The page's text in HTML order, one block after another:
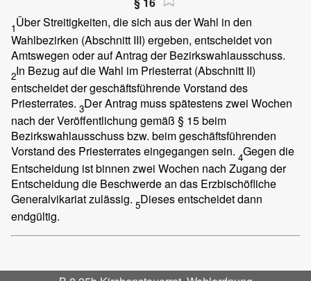
1Über Streitigkeiten, die sich aus der Wahl in den
Wahlbezirken (Abschnitt III) ergeben, entscheidet von
Amtswegen oder auf Antrag der Bezirkswahlausschuss.
2In Bezug auf die Wahl im Priesterrat (Abschnitt II)
entscheidet der geschäftsführende Vorstand des
Priesterrates. 3Der Antrag muss spätestens zwei Wochen
nach der Veröffentlichung gemäß § 15 beim
Bezirkswahlausschuss bzw. beim geschäftsführenden
Vorstand des Priesterrates eingegangen sein. 4Gegen die
Entscheidung ist binnen zwei Wochen nach Zugang der
Entscheidung die Beschwerde an das Erzbischöfliche
Generalvikariat zulässig. 5Dieses entscheidet dann
endgültig.